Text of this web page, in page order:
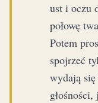
ust i oczu
połowę
Potem
spojrzeć
wydają